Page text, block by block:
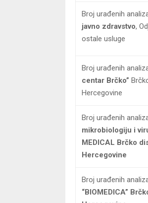
Broj urađenih
javno zdravstvo,
ostale usluge
Broj urađenih
centar Brčko”
Hercegovine
Broj urađenih
mikrobiologiju i
MEDICAL Brčko
Hercegovine
Broj urađenih
“BIOMEDICA”